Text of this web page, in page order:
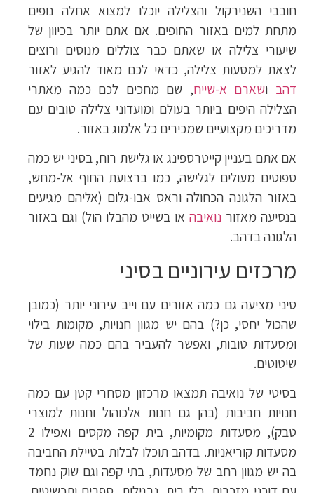
חובבי השנירקול והצלילה יוכלו למצוא אחלה נופים
מתחת למים באזור החופים. אם אתם יותר בכיוון של
שיעורי צלילה או שאתם כבר צוללים מנוסים ורוצים
לצאת למסעות צלילה, כדאי לכם מאוד להגיע לאזור
דהב ושארם א-שייח, שם מחכים לכם כמה מאתרי
הצלילה היפים ביותר בעולם ומועדוני צלילה טובים עם
מדריכים מקצועיים שמכירים כל אלמוג באזור.
אם אתם בעניין קייטרספינג או גלישת רוח, בסיני יש כמה
ספוטים מעולים לגלישה, כמו ברצועת החוף אל-מחש,
באזור הלגונה הכחולה וראס אבו-גלום (אליהם מגיעים
בנסיעה מאזור נואיבה או בשייט מהבלו הול) וגם באזור
הלגונה בדהב.
מרכזים עירוניים בסיני
סיני מציעה גם כמה אזורים עם וייב עירוני יותר (כמובן
שהכול יחסי, כן?) בהם יש מגוון חנויות, מקומות בילוי
ומסעדות טובות, ואפשר להעביר בהם כמה שעות של
שיטוטים.
בסיטי של נואיבה תמצאו מרכזון מסחרי קטן עם כמה
חנויות חביבות (בהן גם חנות אלכוהול וחנות למוצרי
טבק), מסעדות מקומיות, בית קפה מקסים ואפילו 2
מסעדות קוריאניות. בדהב תוכלו לבלות בטיילת החביבה
בה יש מגוון רחב של מסעדות, בתי קפה וגם שוק נחמד